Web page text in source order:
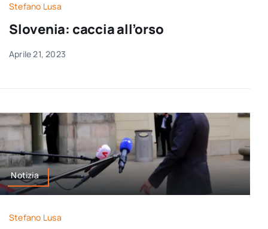
Stefano Lusa
Slovenia: caccia all’orso
Aprile 21, 2023
Notizia
Stefano Lusa